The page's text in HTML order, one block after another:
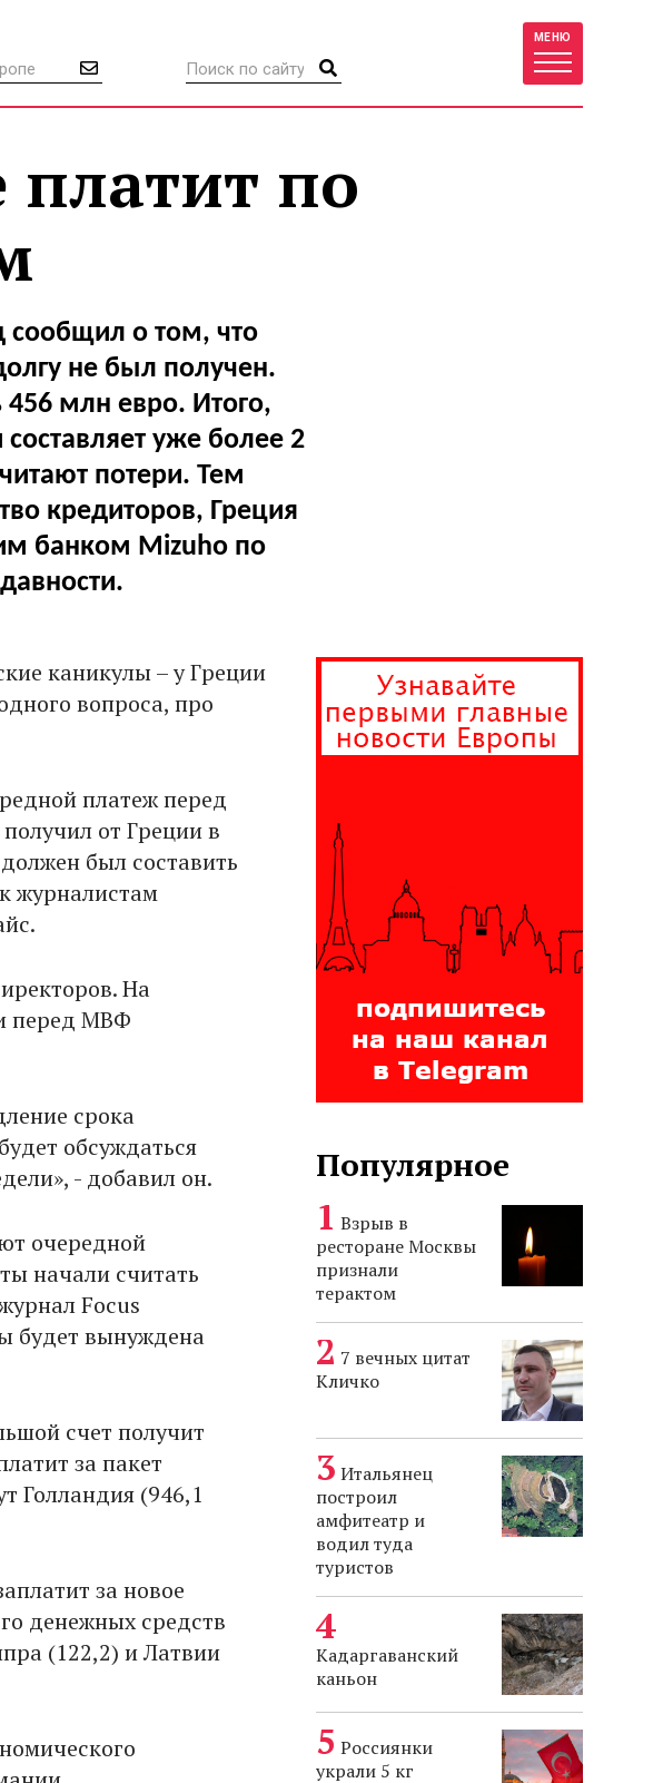
МЕНЮ
платит по
о том, что
не был получен.
млн евро. Итого,
уже более 2
потери. Тем
кредиторов, Греция
банком Mizuho по
каникулы – у Греции
вопроса, про
платеж перед
от Греции в
был составить
журналистам
На
перед МВФ
срока
обсуждаться
- добавил он.
очередной
начали считать
Focus
будет вынуждена
счет получит
за пакет
Голландия (946,1
за новое
денежных средств
(122,2) и Латвии
Популярное
Взрыв в
ресторане Москвы
признали
терактом
7 вечных цитат
Кличко
Итальянец
построил
амфитеатр и
водил туда
туристов
Кадаргаванский
каньон
Россиянки
украли 5 кг